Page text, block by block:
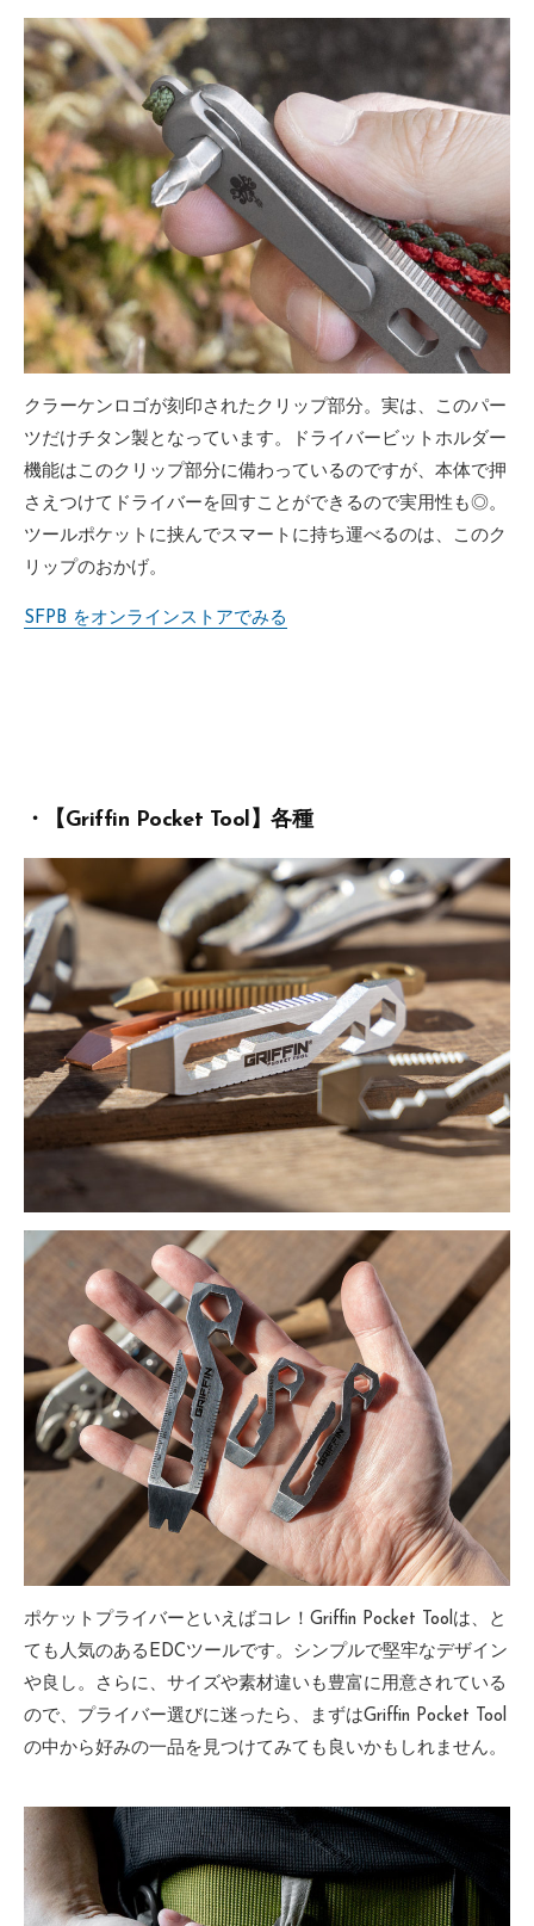
クラーケンロゴが刻印されたクリップ部分。実は、このパー
ツだけチタン製となっています。ドライバービットホルダー
機能はこのクリップ部分に備わっているのですが、本体で押
さえつけてドライバーを回すことができるので実用性も◎。
ツールポケットに挟んでスマートに持ち運べるのは、このク
リップのおかげ。
SFPB をオンラインストアでみる
・【Griffin Pocket Tool】各種
ポケットプライバーといえばコレ！Griffin Pocket Toolは、と
ても人気のあるEDCツールです。シンプルで堅牢なデザイン
や良し。さらに、サイズや素材違いも豊富に用意されている
ので、プライバー選びに迷ったら、まずはGriffin Pocket Tool
の中から好みの一品を見つけてみても良いかもしれません。